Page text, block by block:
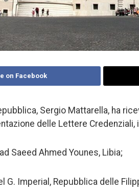
on Facebook
Sergio Mattarella, ha
delle Lettere Credenziali,
Saeed Ahmed Younes, Libia;
G. Imperial, Repubblica delle